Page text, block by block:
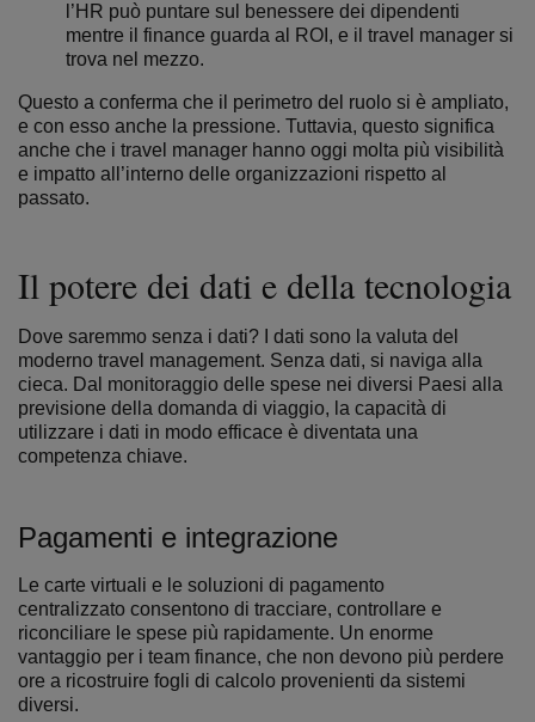
l’HR può puntare sul benessere dei dipendenti
mentre il finance guarda al ROI, e il travel manager si
trova nel mezzo.
Questo a conferma che il perimetro del ruolo si è ampliato,
e con esso anche la pressione. Tuttavia, questo significa
anche che i travel manager hanno oggi molta più visibilità
e impatto all’interno delle organizzazioni rispetto al
passato.
Il potere dei dati e della tecnologia
Dove saremmo senza i dati?
I dati sono la valuta del
moderno travel management. Senza dati, si naviga alla
cieca. Dal monitoraggio delle spese nei diversi Paesi alla
previsione della domanda di viaggio, la capacità di
utilizzare i dati in modo efficace è diventata una
competenza chiave.
Pagamenti e integrazione
Le carte virtuali e le soluzioni di pagamento
centralizzato consentono di tracciare, controllare e
riconciliare le spese più rapidamente. Un enorme
vantaggio per i team finance, che non devono più perdere
ore a ricostruire fogli di calcolo provenienti da sistemi
diversi.